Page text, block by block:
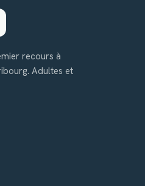
recours à
Adultes et